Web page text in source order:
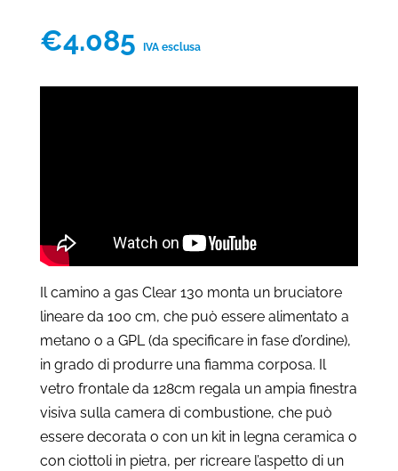
€4.085 IVA esclusa
Il camino a gas Clear 130 monta un bruciatore
lineare da 100 cm, che può essere alimentato a
metano o a GPL (da specificare in fase d’ordine),
in grado di produrre una fiamma corposa. Il
vetro frontale da 128cm regala un ampia finestra
visiva sulla camera di combustione, che può
essere decorata o con un kit in legna ceramica o
con ciottoli in pietra, per ricreare l’aspetto di un